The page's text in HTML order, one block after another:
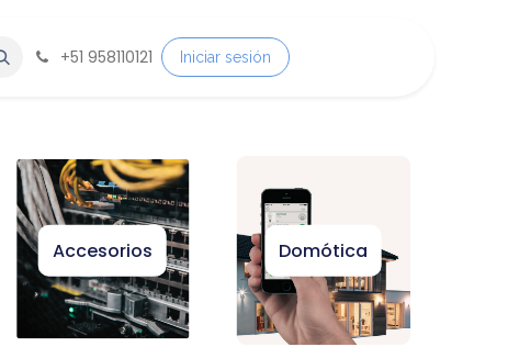
+51 958110121 Iniciar sesión
Accesorios Domótica